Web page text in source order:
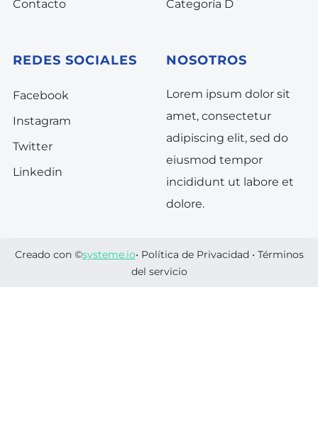
Contacto
Categoría D
REDES SOCIALES
Facebook
Instagram
Twitter
Linkedin
NOSOTROS
Lorem ipsum dolor sit
amet, consectetur
adipiscing elit, sed do
eiusmod tempor
incididunt ut labore et
dolore.
Creado con ©systeme.io• Política de Privacidad • Términos
del servicio